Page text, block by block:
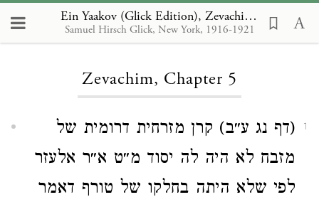
Ein Yaakov (Glick Edition), Zevachim 5
Samuel Hirsch Glick, New York, 1916-1921
Loading...
Zevachim, Chapter 5
1
(דף נג ע״ב) קרן מזרחית דרומית של
מזבח לא היה לה יסוד מ״ט א״ר אלעזר
לפי שלא היתה בחלקו של טורף דאמר